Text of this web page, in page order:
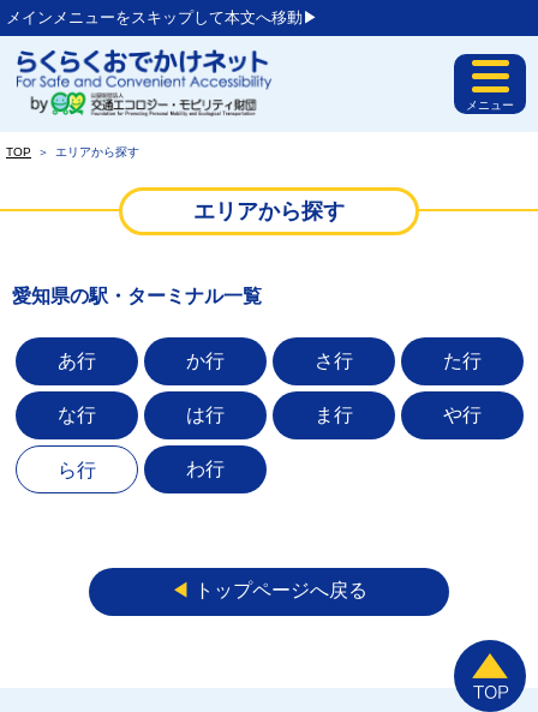
メインメニューをスキップして本文へ移動▶︎
メニュー
TOP ＞ エリアから探す
エリアから探す
愛知県の駅・ターミナル一覧
あ行 か行 さ行 た行
な行 は行 ま行 や行
ら行 わ行
◀︎ トップページへ戻る